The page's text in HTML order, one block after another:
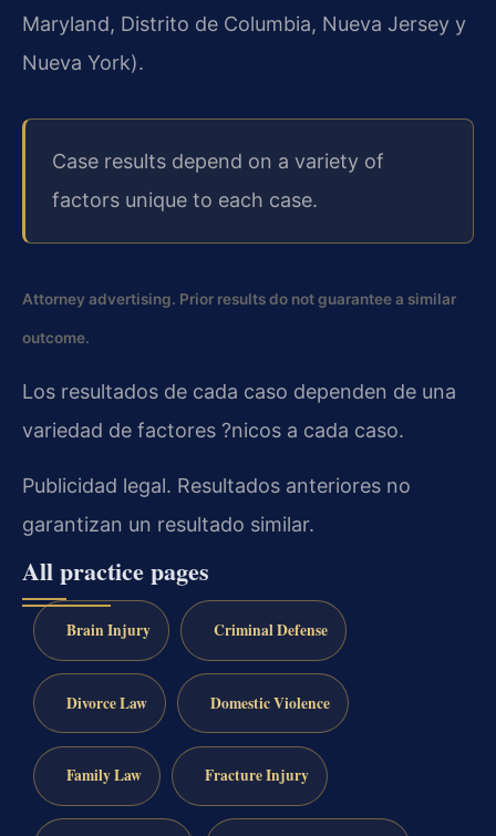
Maryland, Distrito de Columbia, Nueva Jersey y
Nueva York).
Case results depend on a variety of
factors unique to each case.
Attorney advertising. Prior results do not guarantee a similar
outcome.
Los resultados de cada caso dependen de una
variedad de factores ?nicos a cada caso.
Publicidad legal. Resultados anteriores no
garantizan un resultado similar.
All practice pages
Brain Injury Criminal Defense
Divorce Law Domestic Violence
Family Law Fracture Injury